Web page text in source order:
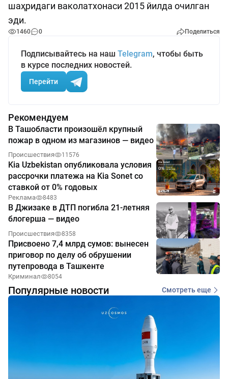
шаҳридаги ваколатхонаси 2015 йилда очилган
эди.
1460 0 Поделиться
Подписывайтесь на наш Telegram, чтобы быть
в курсе последних новостей.
Перейти
Рекомендуем
В Ташобласти произошёл крупный
пожар в одном из магазинов — видео
Происшествия 11576
Kia Uzbekistan опубликовала условия
рассрочки платежа на Kia Sonet со
ставкой от 0% годовых
Реклама 8483
В Джизаке в ДТП погибла 21-летняя
блогерша — видео
Происшествия 8358
Присвоено 7,4 млрд сумов: вынесен
приговор по делу об обрушении
путепровода в Ташкенте
Криминал 8054
Популярные новости Смотреть еще